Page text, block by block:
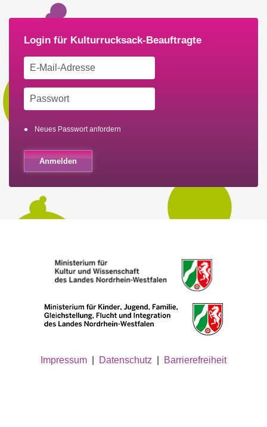
Neues Passwort anfordern
Impressum Datenschutz Barrierefreiheit